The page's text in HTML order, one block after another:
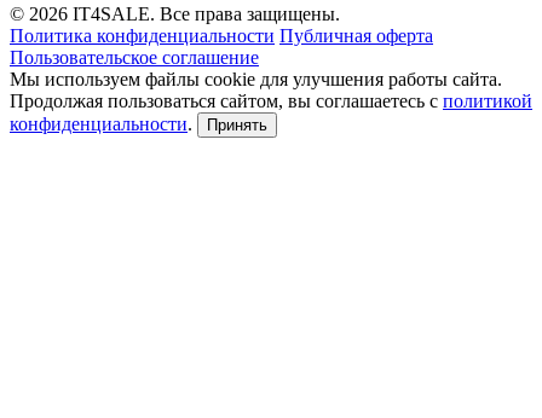
© 2026 IT4SALE. Все права защищены.
Политика конфиденциальности Публичная оферта
Пользовательское соглашение
Мы используем файлы cookie для улучшения работы сайта.
Продолжая пользоваться сайтом, вы соглашаетесь с политикой
конфиденциальности. Принять